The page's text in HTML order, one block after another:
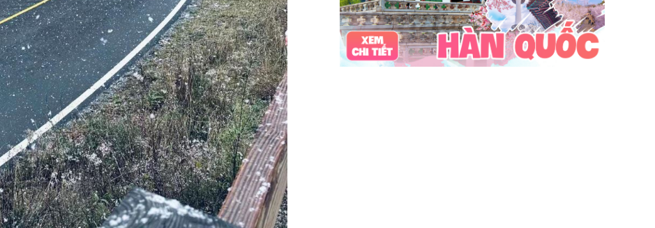
hoa anh đào
Tết Nguyên Đán
Sài Gòn
Tết dương
Mộc Châu Sapa
Yên Tử
Tam Chúc
chùa Tam Chúc
Chrismas